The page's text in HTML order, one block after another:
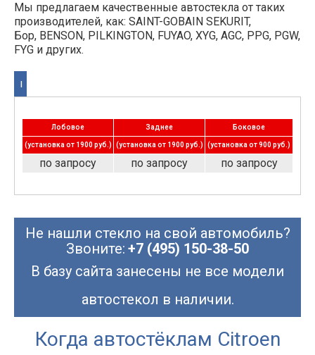
Мы предлагаем качественные автостекла от таких
производителей, как: SAINT-GOBAIN SEKURIT,
Бор, BENSON, PILKINGTON, FUYAO, XYG, AGC, PPG, PGW,
FYG и других.
Лобовое Заднее Боковое
(установка от 1900 руб.) (установка от 1900 руб.) (установка от 900 руб.)
по запросу по запросу по запросу
Не нашли стекло на свой автомобиль?
Звоните: +7 (495) 150-38-50
В базу сайта занесены не все модели
автостекол в наличии.
Когда автостёклам Citroen